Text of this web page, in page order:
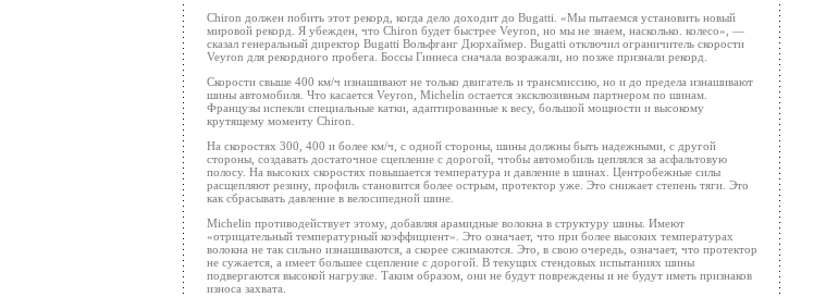
Chiron должен побить этот рекорд, когда дело доходит до Bugatti. «Мы пытаемся установить новый
мировой рекорд. Я убежден, что Chiron будет быстрее Veyron, но мы не знаем, насколько. колесо», —
сказал генеральный директор Bugatti Вольфганг Дюрхаймер. Bugatti отключил ограничитель скорости
Veyron для рекордного пробега. Боссы Гиннеса сначала возражали, но позже признали рекорд.
Скорости свыше 400 км/ч изнашивают не только двигатель и трансмиссию, но и до предела изнашивают
шины автомобиля. Что касается Veyron, Michelin остается эксклюзивным партнером по шинам.
Французы испекли специальные катки, адаптированные к весу, большой мощности и высокому
крутящему моменту Chiron.
На скоростях 300, 400 и более км/ч, с одной стороны, шины должны быть надежными, с другой
стороны, создавать достаточное сцепление с дорогой, чтобы автомобиль цеплялся за асфальтовую
полосу. На высоких скоростях повышается температура и давление в шинах. Центробежные силы
расщепляют резину, профиль становится более острым, протектор уже. Это снижает степень тяги. Это
как сбрасывать давление в велосипедной шине.
Michelin противодействует этому, добавляя арамидные волокна в структуру шины. Имеют
«отрицательный температурный коэффициент». Это означает, что при более высоких температурах
волокна не так сильно изнашиваются, а скорее сжимаются. Это, в свою очередь, означает, что протектор
не сужается, а имеет большее сцепление с дорогой. В текущих стендовых испытаниях шины
подвергаются высокой нагрузке. Таким образом, они не будут повреждены и не будут иметь признаков
износа захвата.